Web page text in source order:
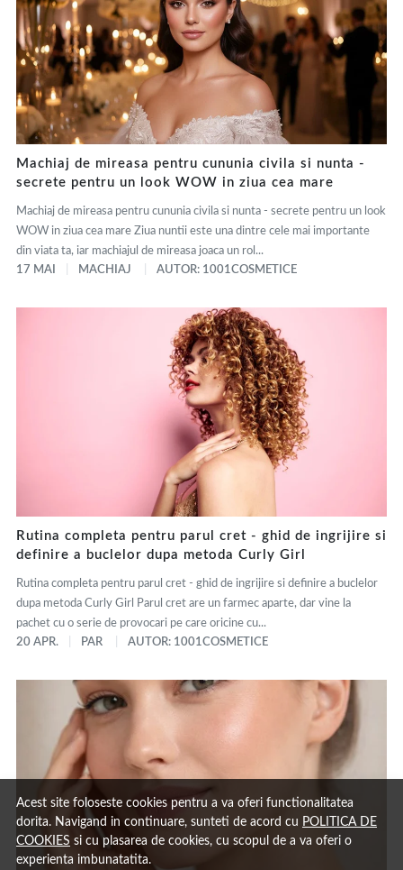
Acest site foloseste cookies pentru a va oferi functionalitatea
dorita. Navigand in continuare, sunteti de acord cu POLITICA DE
COOKIES si cu plasarea de cookies, cu scopul de a va oferi o
experienta imbunatatita.
Machiaj de mireasa pentru cununia civila si nunta -
secrete pentru un look WOW in ziua cea mare
Machiaj de mireasa pentru cununia civila si nunta - secrete pentru un look
WOW in ziua cea mare Ziua nuntii este una dintre cele mai importante
din viata ta, iar machiajul de mireasa joaca un rol...
17 MAI
MACHIAJ AUTOR: 1001COSMETICE
Rutina completa pentru parul cret - ghid de ingrijire si
definire a buclelor dupa metoda Curly Girl
Rutina completa pentru parul cret - ghid de ingrijire si definire a buclelor
dupa metoda Curly Girl Parul cret are un farmec aparte, dar vine la
pachet cu o serie de provocari pe care oricine cu...
20 APR.
PAR AUTOR: 1001COSMETICE